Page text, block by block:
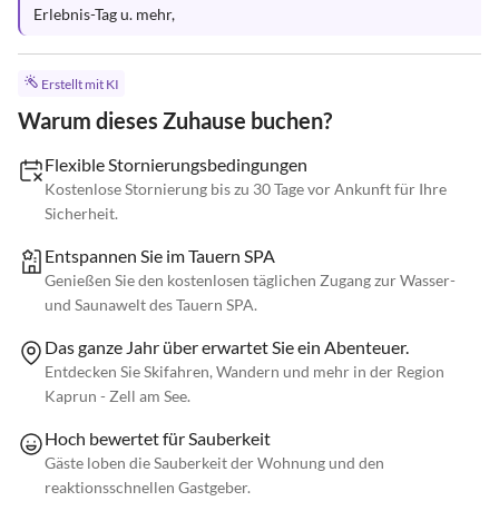
Erlebnis-Tag u. mehr,
Erstellt mit KI
Warum dieses Zuhause buchen?
Flexible Stornierungsbedingungen
Kostenlose Stornierung bis zu 30 Tage vor Ankunft für Ihre
Sicherheit.
Entspannen Sie im Tauern SPA
Genießen Sie den kostenlosen täglichen Zugang zur Wasser-
und Saunawelt des Tauern SPA.
Das ganze Jahr über erwartet Sie ein Abenteuer.
Entdecken Sie Skifahren, Wandern und mehr in der Region
Kaprun - Zell am See.
Hoch bewertet für Sauberkeit
Gäste loben die Sauberkeit der Wohnung und den
reaktionsschnellen Gastgeber.